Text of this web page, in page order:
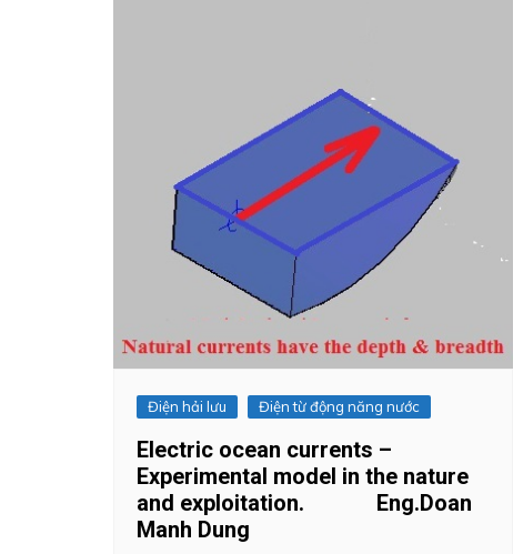
Điện hải lưu Điện từ động năng nước
Electric ocean currents –
Experimental model in the nature
and exploitation. Eng.Doan
Manh Dung